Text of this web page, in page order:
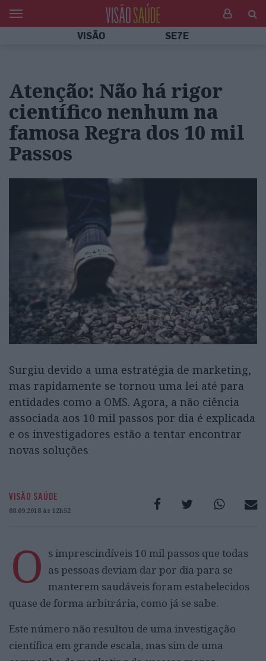
VISÃO SE7E
Atenção: Não há rigor
científico nenhum na
famosa Regra dos 10 mil
Passos
Surgiu devido a uma estratégia de marketing,
mas rapidamente se tornou uma lei até para
entidades como a OMS. Agora, a não ciência
associada aos 10 mil passos por dia é explicada
e os investigadores estão a tentar encontrar
novas soluções
VISÃO SAÚDE
08.09.2018 às 12h52
O s imprescindíveis 10 mil passos que todas
as pessoas deviam dar por dia para se
manterem saudáveis foram estabelecidos
quase de forma arbitrária, como já se sabe.
Este número não resultou de uma investigação
científica em grande escala, mas sim de uma